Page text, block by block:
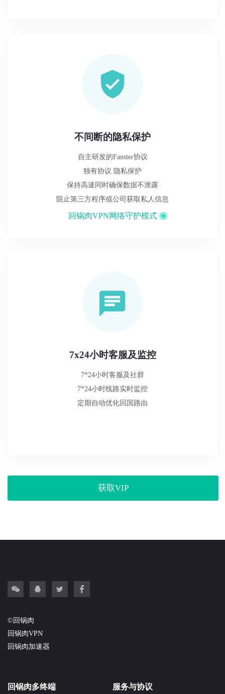
不间断的隐私保护
自主研发的Fanster协议
独有协议 隐私保护
保持高速同时确保数据不泄露
阻止第三方程序或公司获取私人信息
回锅肉VPN网络守护模式
7x24小时客服及监控
7*24小时客服及社群
7*24小时线路实时监控
定期自动优化回国路由
获取VIP
©回锅肉
回锅肉VPN
回锅肉加速器
回锅肉多终端 服务与协议